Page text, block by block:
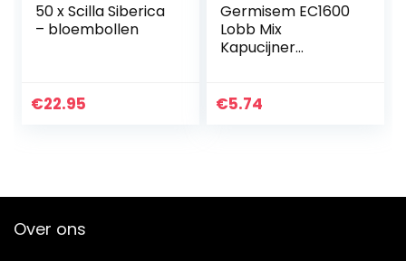
50 x Scilla Siberica
– bloembollen
€22.95
Germisem EC1600
Lobb Mix
Kapucijner
€5.74
Over ons